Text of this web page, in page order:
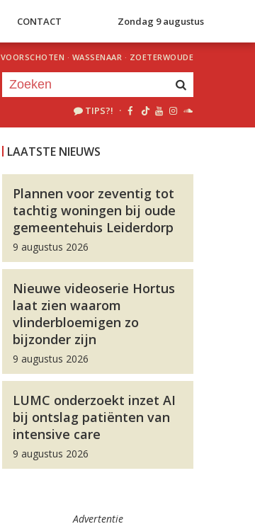
CONTACT Zondag 9 augustus
VOORSCHOTEN · WASSENAAR · ZOETERWOUDE
TIPS?! ·
LAATSTE NIEUWS
Plannen voor zeventig tot
tachtig woningen bij oude
gemeentehuis Leiderdorp
9 augustus 2026
Nieuwe videoserie Hortus
laat zien waarom
vlinderbloemigen zo
bijzonder zijn
9 augustus 2026
LUMC onderzoekt inzet AI
bij ontslag patiënten van
intensive care
9 augustus 2026
Advertentie